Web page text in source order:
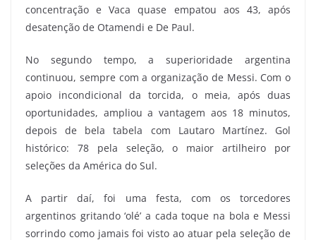
concentração e Vaca quase empatou aos 43, após
desatenção de Otamendi e De Paul.
No segundo tempo, a superioridade argentina
continuou, sempre com a organização de Messi. Com o
apoio incondicional da torcida, o meia, após duas
oportunidades, ampliou a vantagem aos 18 minutos,
depois de bela tabela com Lautaro Martínez. Gol
histórico: 78 pela seleção, o maior artilheiro por
seleções da América do Sul.
A partir daí, foi uma festa, com os torcedores
argentinos gritando ‘olé’ a cada toque na bola e Messi
sorrindo como jamais foi visto ao atuar pela seleção de